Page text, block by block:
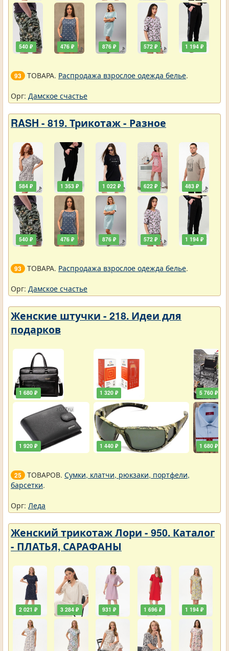
540 ₽ 476 ₽ 876 ₽ 572 ₽ 1 194 ₽
93 ТОВАРА. Распродажа взрослое одежда белье.
Орг: Дамское счастье
RASH - 819. Трикотаж - Разное
584 ₽
540 ₽
1 353 ₽
476 ₽
1 022 ₽
876 ₽
622 ₽
572 ₽
483 ₽
1 194 ₽
93 ТОВАРА. Распродажа взрослое одежда белье.
Орг: Дамское счастье
Женские штучки - 218. Идеи для
подарков
1 680 ₽
1 920 ₽
1 320 ₽
1 440 ₽
5 760 ₽
1 680 ₽
25 ТОВАРОВ. Сумки, клатчи, рюкзаки, портфели,
барсетки.
Орг: Леда
Женский трикотаж Лори - 950. Каталог
- ПЛАТЬЯ, САРАФАНЫ
2 021 ₽ 3 284 ₽ 931 ₽ 1 696 ₽ 1 194 ₽